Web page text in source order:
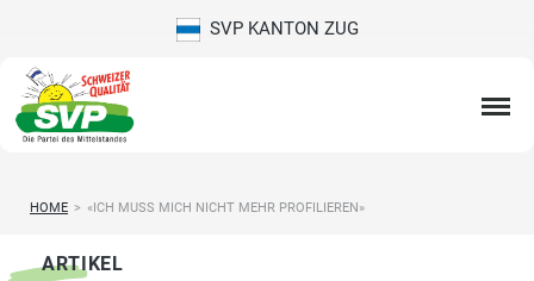
SVP KANTON ZUG
HOME > «ICH MUSS MICH NICHT MEHR PROFILIEREN»
ARTIKEL